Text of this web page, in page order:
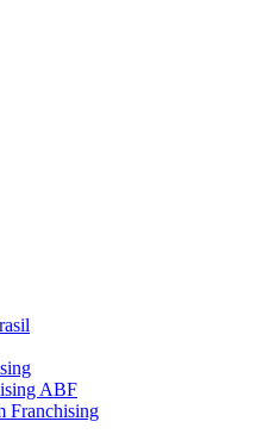
ABF
Franchising